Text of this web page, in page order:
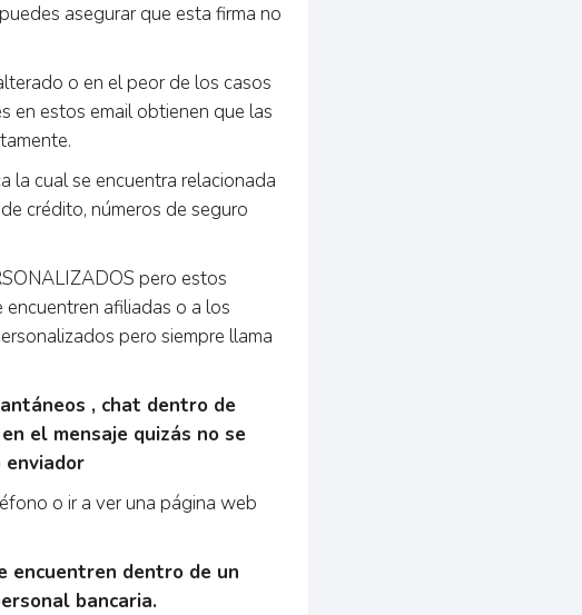
asegurar que esta firma no
o en el peor de los casos
en estos email obtienen que las
la cual se encuentra relacionada
crédito, números de seguro
pero estos
afiliadas o a los
pero siempre llama
, chat dentro de
el mensaje quizás no se
o ir a ver una página web
encuentren dentro de un
bancaria.